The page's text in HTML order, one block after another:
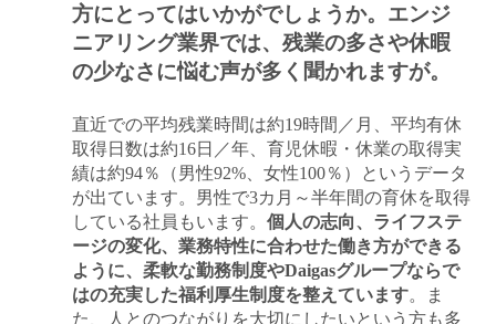
方にとってはいかがでしょうか。エンジ
ニアリング業界では、残業の多さや休暇
の少なさに悩む声が多く聞かれますが。
直近での平均残業時間は約19時間／月、平均有休
取得日数は約16日／年、育児休暇・休業の取得実
績は約94％（男性92%、女性100％）というデータ
が出ています。男性で3カ月～半年間の育休を取得
している社員もいます。 個人の志向、ライフステ
ージの変化、業務特性に合わせた働き方ができる
ように、柔軟な勤務制度やDaigasグループならで
はの充実した福利厚生制度を整えています。ま
た、人とのつながりを大切にしたいという方も多